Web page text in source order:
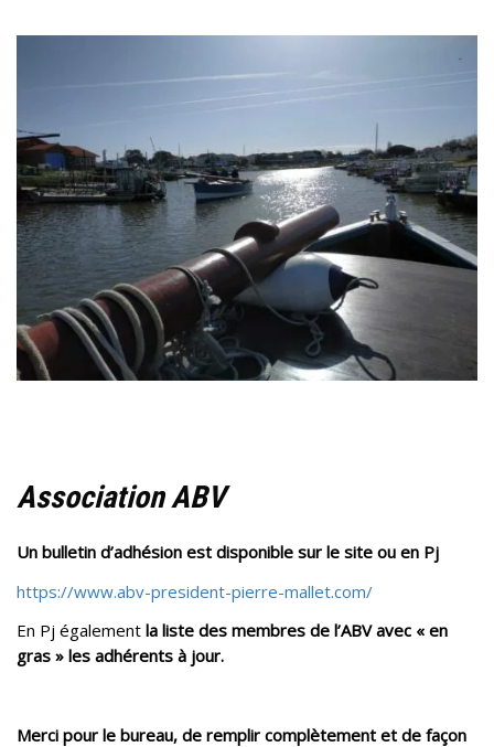
Association ABV
Un bulletin d’adhésion est disponible sur le site ou en Pj
https://www.abv-president-pierre-mallet.com/
En Pj également la liste des membres de l’ABV avec « en
gras » les adhérents à jour.
Merci pour le bureau, de remplir complètement et de façon